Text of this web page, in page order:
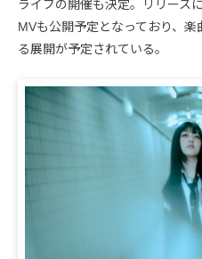
ライブの開催も決定。リリース
MVも公開予定となっており、
る展開が予定されている。